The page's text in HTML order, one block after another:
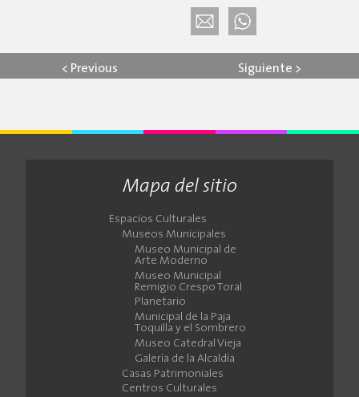
< Previous Siguiente >
Mapa del sitio
Espacios Culturales
Museos Municipales
Museo Municipal de
Arte Moderno
Museo Municipal
Remigio Crespo Toral
Planetario
Municipal de la Paja
Toquilla y el Sombrero
Museo Catedral Vieja
Galería de la Alcaldía
Casas Patrimoniales
Centros Culturales